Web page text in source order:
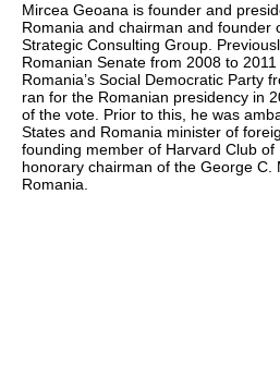
Mircea Geoana is founder and
Romania and chairman and founder
Strategic Consulting Group.
Romanian Senate from 2008 to
Romania’s Social Democratic Party
ran for the Romanian presidency in
of the vote. Prior to this, he was
States and Romania minister of
founding member of Harvard Club of
honorary chairman of the George C.
Romania.